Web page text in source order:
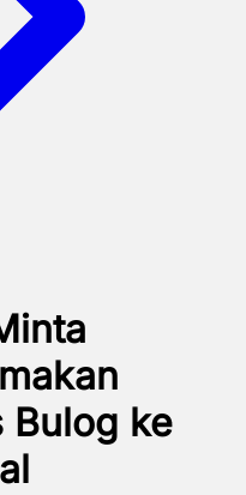
Bulog ke